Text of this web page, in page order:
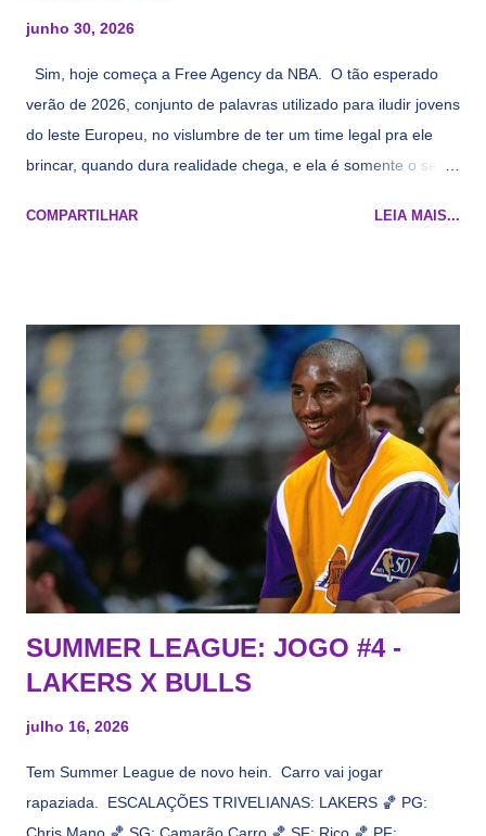
junho 30, 2026
Sim, hoje começa a Free Agency da NBA. O tão esperado
verão de 2026, conjunto de palavras utilizado para iludir jovens
do leste Europeu, no vislumbre de ter um time legal pra ele
brincar, quando dura realidade chega, e ela é somente o seu
cara de decrépito, mas que aparentemente ainda é jovem.
vezes a gente esquece mesmo. Então, como diria o Marcelo
Tas no Telecurso 2000 , É HORA DA REVISÃO! Ah, e quase
todos esses nomes foram linkados ao Lakers. Se de fato há o
interesse, não importa, o nosso compromisso é sempre com a
informação, a veracidade vem depois. E do Lakers hein? Até
agora nada de Ruim Hachaomuro (dizem que Nets tem
interesse) e LeBrão James - esse sendo assediado pelo
Draymond Green enquanto chora pro Cavs contrat...
COMPARTILHAR LEIA MAIS...
SUMMER LEAGUE: JOGO #4 -
LAKERS X BULLS
julho 16, 2026
Tem Summer League de novo hein. Carro vai jogar
rapaziada. ESCALAÇÕES TRIVELIANAS: LAKERS 🏀 PG: